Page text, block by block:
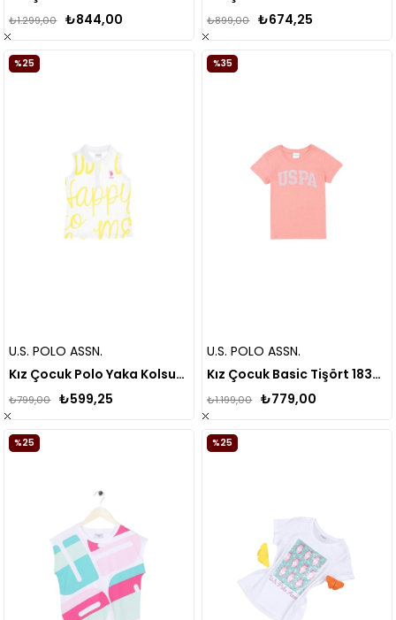
₺844,00
₺1.299,00
₺674,25
₺899,00
U.S. POLO ASSN.
Kız Çocuk Polo Yaka Kolsuz Tişört 1574913
₺599,25
₺799,00
%25
U.S. POLO ASSN.
Kız Çocuk Basic Tişört 1834778
₺779,00
₺1.199,00
%35
%25 %25